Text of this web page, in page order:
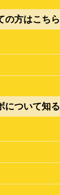
の方はこちら
について知る